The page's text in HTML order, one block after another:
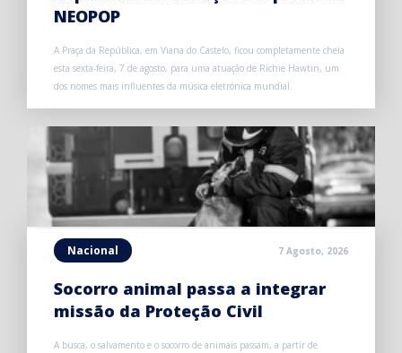
NEOPOP
A Praça da República, em Viana do Castelo, ficou completamente cheia
esta sexta-feira, 7 de agosto, para uma atuação de Richie Hawtin, um
dos nomes mais influentes da música eletrónica mundial.
Nacional 7 Agosto, 2026
Socorro animal passa a integrar
missão da Proteção Civil
A busca, o salvamento e o socorro de animais passam, a partir de